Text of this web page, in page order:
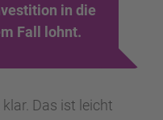
in die
Fall lohnt.
Das ist leicht